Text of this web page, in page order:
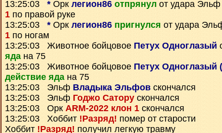
13:25:03 * Орк легион86 отпрянул от удара
1 по правой руке
13:25:03 * Орк легион86 пригнулся от удара
1 по ногам
13:25:03 Животное бойцовое Петух Одноглазый
ядана 75
13:25:03 Животное бойцовое Петух Одноглазый
действие яда на 75
13:25:03 Эльф Владыка Эльфов скончался
13:25:03 Эльф Годжо Сатору скончался
13:25:03 Орк ARM-2022 клон 1 скончался
13:25:03 Хоббит !Разряд! помер от старости
Хоббит !Разряд! получил легкую травму